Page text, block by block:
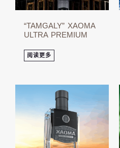
“TAMGALY” XAOMA
ULTRA PREMIUM
阅读更多